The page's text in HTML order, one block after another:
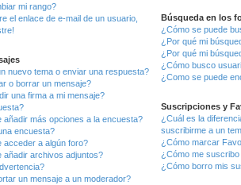
mi rango?
el enlace de e-mail de un usuario,
nuevo tema o enviar una respuesta?
o borrar un mensaje?
una firma a mi mensaje?
añadir más opciones a la encuesta?
encuesta?
acceder a algún foro?
añadir archivos adjuntos?
un mensaje a un moderador?
Búsqueda en los
¿Cómo se puede
¿Por qué mi
¿Por qué mi
¿Cómo busco
¿Como se puede
Suscripciones y
¿Cuál es la
suscribirme a un
¿Cómo marcar
¿Cómo me
¿Cómo borro mis